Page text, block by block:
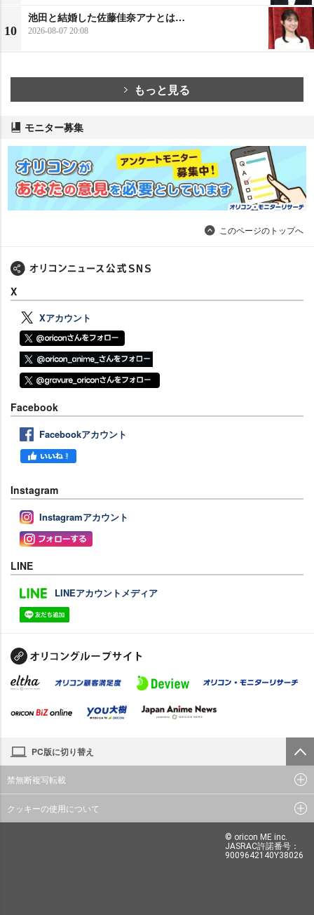
10
池田と結婚した佐藤佳奈アナとは…
2026-08-07 20:08
もっと見る
モニター募集
このページのトップへ
X
Xアカウント
Facebook
Facebookアカウント
Instagram
Instagramアカウント
LINE
LINEアカウントメディア
PC版に切り替え
禁無断複写転載
クッキーの使用について
© oricon ME inc.
JASRAC許諾番号：
9009642140Y38026